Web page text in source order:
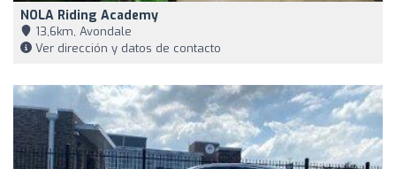
NOLA Riding Academy
13,6km, Avondale
Ver dirección y datos de contacto